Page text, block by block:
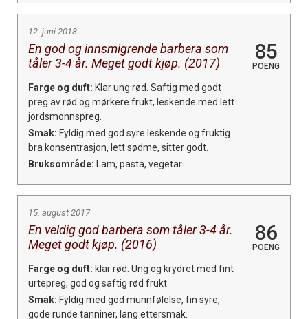
12. juni 2018
En god og innsmigrende barbera som
tåler 3-4 år. Meget godt kjøp. (2017)
85
POENG
Farge og duft: Klar ung rød. Saftig med godt
preg av rød og mørkere frukt, leskende med lett
jordsmonnspreg.
Smak: Fyldig med god syre leskende og fruktig
bra konsentrasjon, lett sødme, sitter godt.
Bruksområde: Lam, pasta, vegetar.
15. august 2017
En veldig god barbera som tåler 3-4 år.
Meget godt kjøp. (2016)
86
POENG
Farge og duft: klar rød. Ung og krydret med fint
urtepreg, god og saftig rød frukt.
Smak: Fyldig med god munnfølelse, fin syre,
gode runde tanniner, lang ettersmak.